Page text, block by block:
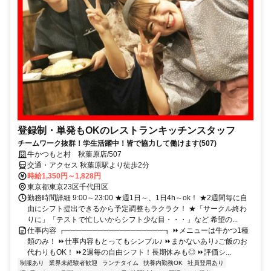
登録制・単発もOKのレストランキッチンスタッフ
チームワーク抜群！学生活躍中！皆で協力して働けます(507)
牛かつもと村 秋葉原店/507
交通・アクセス 秋葉原駅より徒歩2分
時給1,350円～1,828円
東京都東京23区千代田区
勤務時間詳細 9:00～23:00 ★週1日～、1日4h～ok！ ★2週間毎に自
由にシフト提出できるから予定調整もラクラク！ ★「サークル終わ
りに」「テストで忙しいからシフト少な目・・・」など 希望の...
仕事内容 ┏──────────────────┓ ⏩メニューは牛かつ1種
類のみ！ ⏩仕事内容もとってもシンプル♪ ⏩まかないあり♪ご飯のお
代わりもOK！ ⏩2週毎の自由シフト！長期休みも◎ ⏩評価シ...
制服あり 業界未経験者歓迎 ランチタイム 扶養内勤務OK
社員登用あり